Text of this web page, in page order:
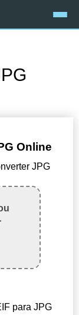
Online
JPG
para JPG